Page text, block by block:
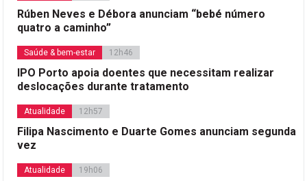
Rúben Neves e Débora anunciam “bebé número
quatro a caminho”
Saúde & bem-estar 12h46
IPO Porto apoia doentes que necessitam realizar
deslocações durante tratamento
Atualidade 12h57
Filipa Nascimento e Duarte Gomes anunciam segunda
vez
Atualidade 19h06